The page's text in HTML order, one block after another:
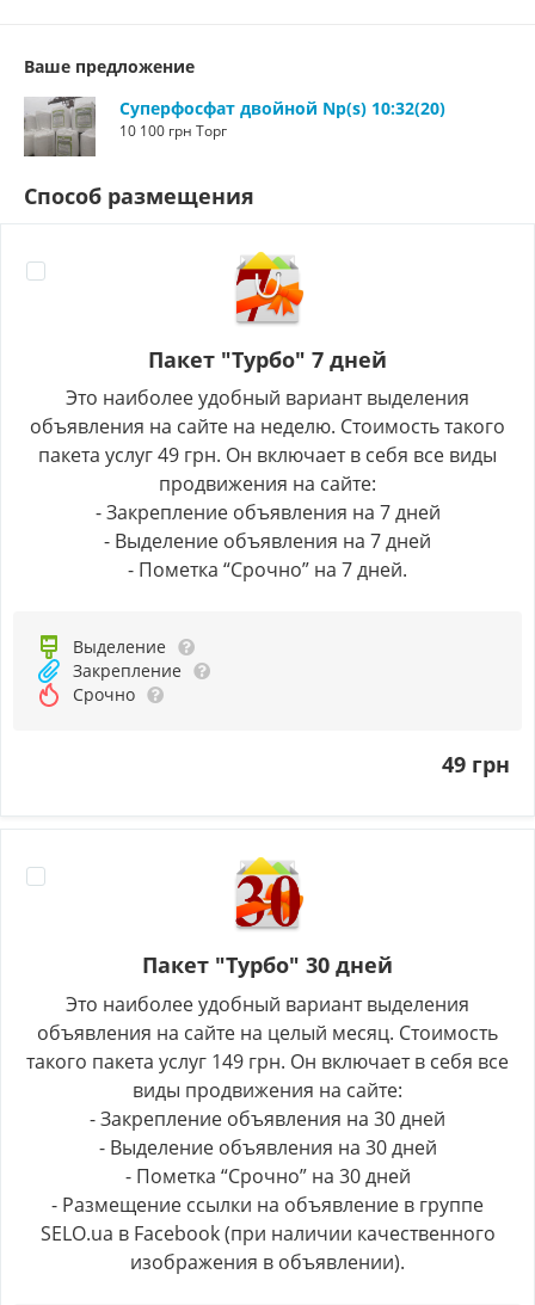
Способ размещения
Пакет "Турбо" 7 дней
Это наиболее удобный вариант выделения
объявления на сайте на неделю. Стоимость такого
пакета услуг 49 грн. Он включает в себя все виды
продвижения на сайте:
- Закрепление объявления на 7 дней
- Выделение объявления на 7 дней
- Пометка “Срочно” на 7 дней.
Выделение
Закрепление
Срочно
49 грн
Пакет "Турбо" 30 дней
Это наиболее удобный вариант выделения
объявления на сайте на целый месяц. Стоимость
такого пакета услуг 149 грн. Он включает в себя все
виды продвижения на сайте:
- Закрепление объявления на 30 дней
- Выделение объявления на 30 дней
- Пометка “Срочно” на 30 дней
- Размещение ссылки на объявление в группе
SELO.ua в Facebook (при наличии качественного
изображения в объявлении).
Ваше предложение
Суперфосфат двойной Np(s) 10:32(20)
10 100 грн Торг